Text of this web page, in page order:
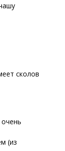
сколов
(из